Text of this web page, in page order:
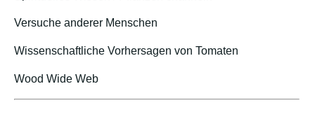
Versuche anderer Menschen
Wissenschaftliche Vorhersagen von Tomaten
Wood Wide Web